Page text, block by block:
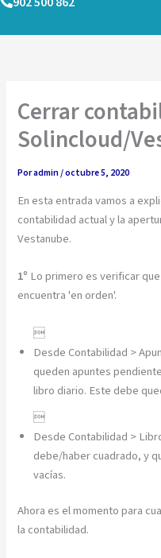
Ir
Cerrar
Solincloud/
Poradmin/octubre 5, 2020
En esta entrada vamos a
contabilidad actual y la
Vestanube.
1º Lo primero es verificar
encuentra 'en orden'.

Desde Contabilidad >
queden apuntes
libro diario. Este debe

Desde Contabilidad >
debe/haber cuadrado, y
vacías.
Ahora es el momento para
la contabilidad.